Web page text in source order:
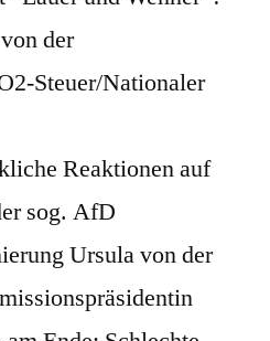
der
Steuer/Nationaler
Reaktionen auf
sog. AfD
Ursula von der